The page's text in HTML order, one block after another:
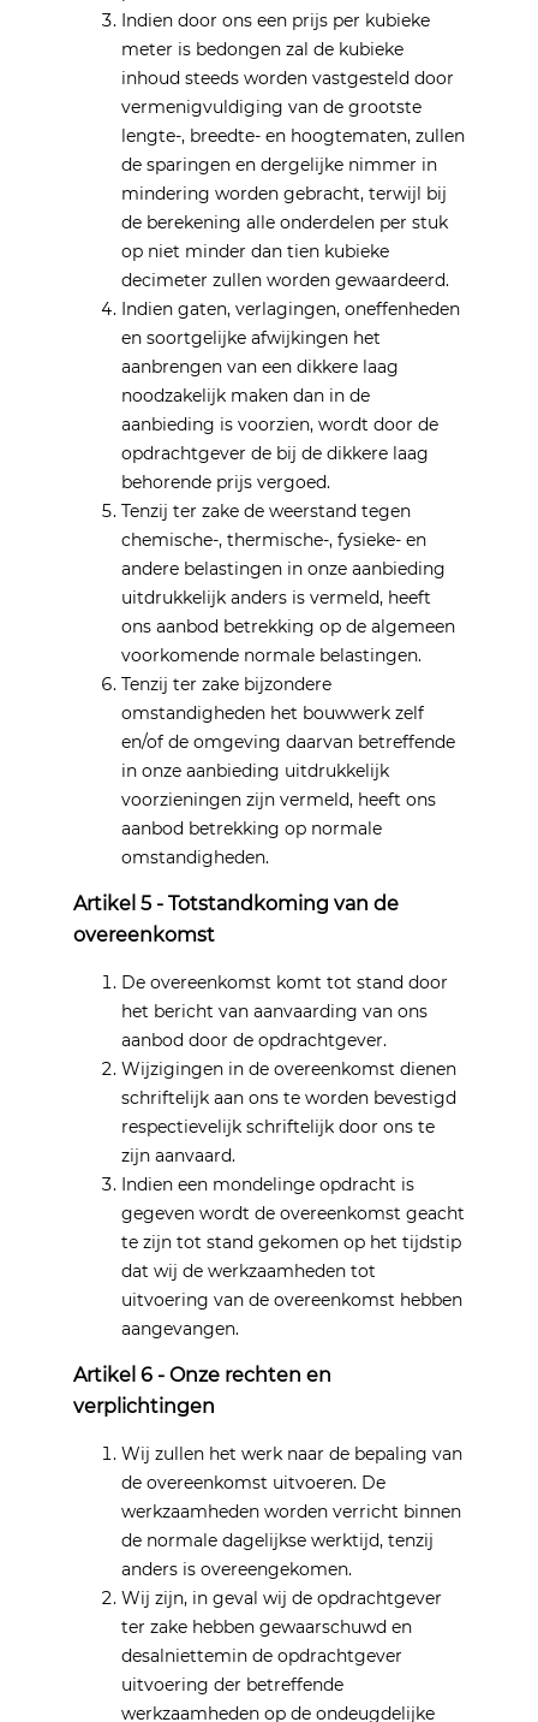
Indien door ons een prijs per kubieke
meter is bedongen zal de kubieke
inhoud steeds worden vastgesteld door
vermenigvuldiging van de grootste
lengte-, breedte- en hoogtematen, zullen
de sparingen en dergelijke nimmer in
mindering worden gebracht, terwijl bij
de berekening alle onderdelen per stuk
op niet minder dan tien kubieke
decimeter zullen worden gewaardeerd.
Indien gaten, verlagingen, oneffenheden
en soortgelijke afwijkingen het
aanbrengen van een dikkere laag
noodzakelijk maken dan in de
aanbieding is voorzien, wordt door de
opdrachtgever de bij de dikkere laag
behorende prijs vergoed.
Tenzij ter zake de weerstand tegen
chemische-, thermische-, fysieke- en
andere belastingen in onze aanbieding
uitdrukkelijk anders is vermeld, heeft
ons aanbod betrekking op de algemeen
voorkomende normale belastingen.
Tenzij ter zake bijzondere
omstandigheden het bouwwerk zelf
en/of de omgeving daarvan betreffende
in onze aanbieding uitdrukkelijk
voorzieningen zijn vermeld, heeft ons
aanbod betrekking op normale
omstandigheden.
Artikel 5 - Totstandkoming van de
overeenkomst
De overeenkomst komt tot stand door
het bericht van aanvaarding van ons
aanbod door de opdrachtgever.
Wijzigingen in de overeenkomst dienen
schriftelijk aan ons te worden bevestigd
respectievelijk schriftelijk door ons te
zijn aanvaard.
Indien een mondelinge opdracht is
gegeven wordt de overeenkomst geacht
te zijn tot stand gekomen op het tijdstip
dat wij de werkzaamheden tot
uitvoering van de overeenkomst hebben
aangevangen.
Artikel 6 - Onze rechten en
verplichtingen
Wij zullen het werk naar de bepaling van
de overeenkomst uitvoeren. De
werkzaamheden worden verricht binnen
de normale dagelijkse werktijd, tenzij
anders is overeengekomen.
Wij zijn, in geval wij de opdrachtgever
ter zake hebben gewaarschuwd en
desalniettemin de opdrachtgever
uitvoering der betreffende
werkzaamheden op de ondeugdelijke